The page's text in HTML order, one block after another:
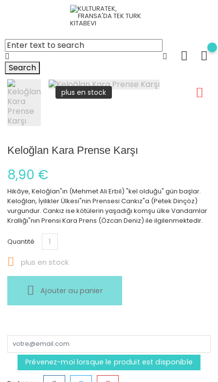
Search
plus en stock
Keloğlan Kara Prense Karşı
8,90 €
Hikâye, Keloğlan"ın (Mehmet Ali Erbil) "kel olduğu" gün başlar.
Keloğlan, İyilikler Ülkesi"nin Prensesi Cankız"a (Petek Dinçöz)
vurgundur. Cankız ise kötülerin yaşadığı komşu ülke Vandamlar
Krallığı"nın Prensi Kara Prens (Özcan Deniz) ile ilgilenmektedir.
Quantité
 plus en stock
Ajouter au panier
Prévenez-moi lorsque le produit est disponible